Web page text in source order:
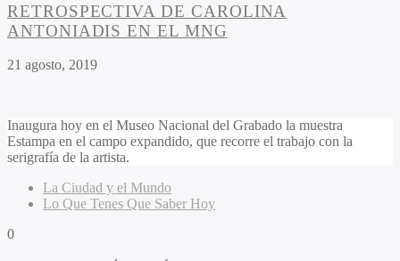
RETROSPECTIVA DE CAROLINA
ANTONIADIS EN EL MNG
21 agosto, 2019
Inaugura hoy en el Museo Nacional del Grabado la muestra
Estampa en el campo expandido, que recorre el trabajo con la
serigrafía de la artista.
La Ciudad y el Mundo
Lo Que Tenes Que Saber Hoy
0